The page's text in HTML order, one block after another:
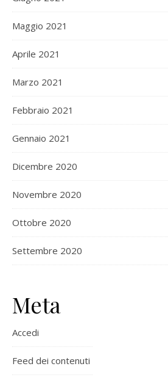
Maggio 2021
Aprile 2021
Marzo 2021
Febbraio 2021
Gennaio 2021
Dicembre 2020
Novembre 2020
Ottobre 2020
Settembre 2020
Meta
Accedi
Feed dei contenuti